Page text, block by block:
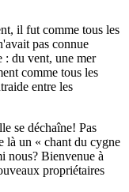
il fut comme tous les
pas connue
: du vent, une mer
comme tous les
entre les
se déchaîne! Pas
là un « chant du cygne
nous? Bienvenue à
propriétaires